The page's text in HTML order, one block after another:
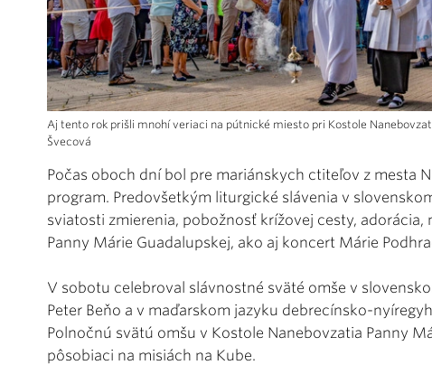
Aj tento rok prišli mnohí veriaci na pútnické miesto pri Kostole
Švecová
Počas oboch dní bol pre mariánskych ctiteľov z mesta
program. Predovšetkým liturgické slávenia v
sviatosti zmierenia, pobožnosť krížovej cesty,
Panny Márie Guadalupskej, ako aj koncert Márie
V sobotu celebroval slávnostné sväté omše v
Peter Beňo a v maďarskom jazyku debrecínsko-
Polnočnú svätú omšu v Kostole Nanebovzatia Panny
pôsobiaci na misiách na Kube.